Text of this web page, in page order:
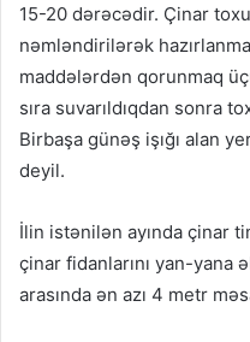
15-20 dərəcədir. Çinar
nəmləndirilərək
maddələrdən qorunmaq
sıra suvarıldıqdan sonra
Birbaşa günəş işığı alan
deyil.
İlin istənilən ayında çinar
çinar fidanlarını yan-yana
arasında ən azı 4 metr